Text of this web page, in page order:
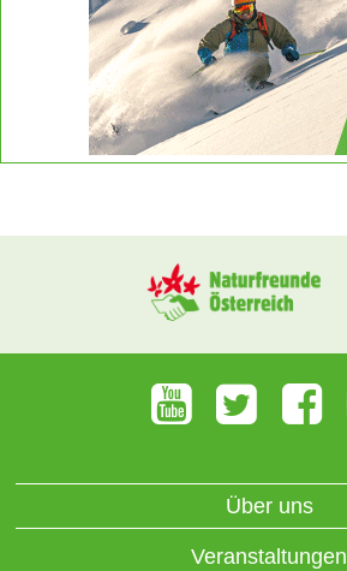
Über uns
Veranstaltungen